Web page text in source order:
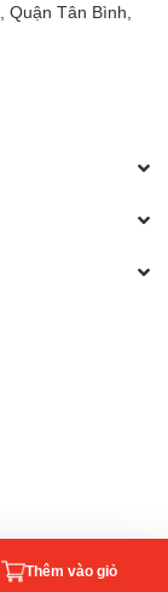
Tân Bình,
TIN HỌC
Thêm vào giỏ